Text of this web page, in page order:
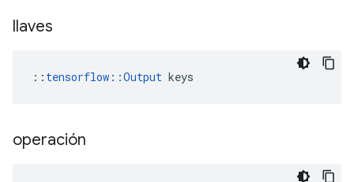
llaves
:: tensorflow::Output keys
operación